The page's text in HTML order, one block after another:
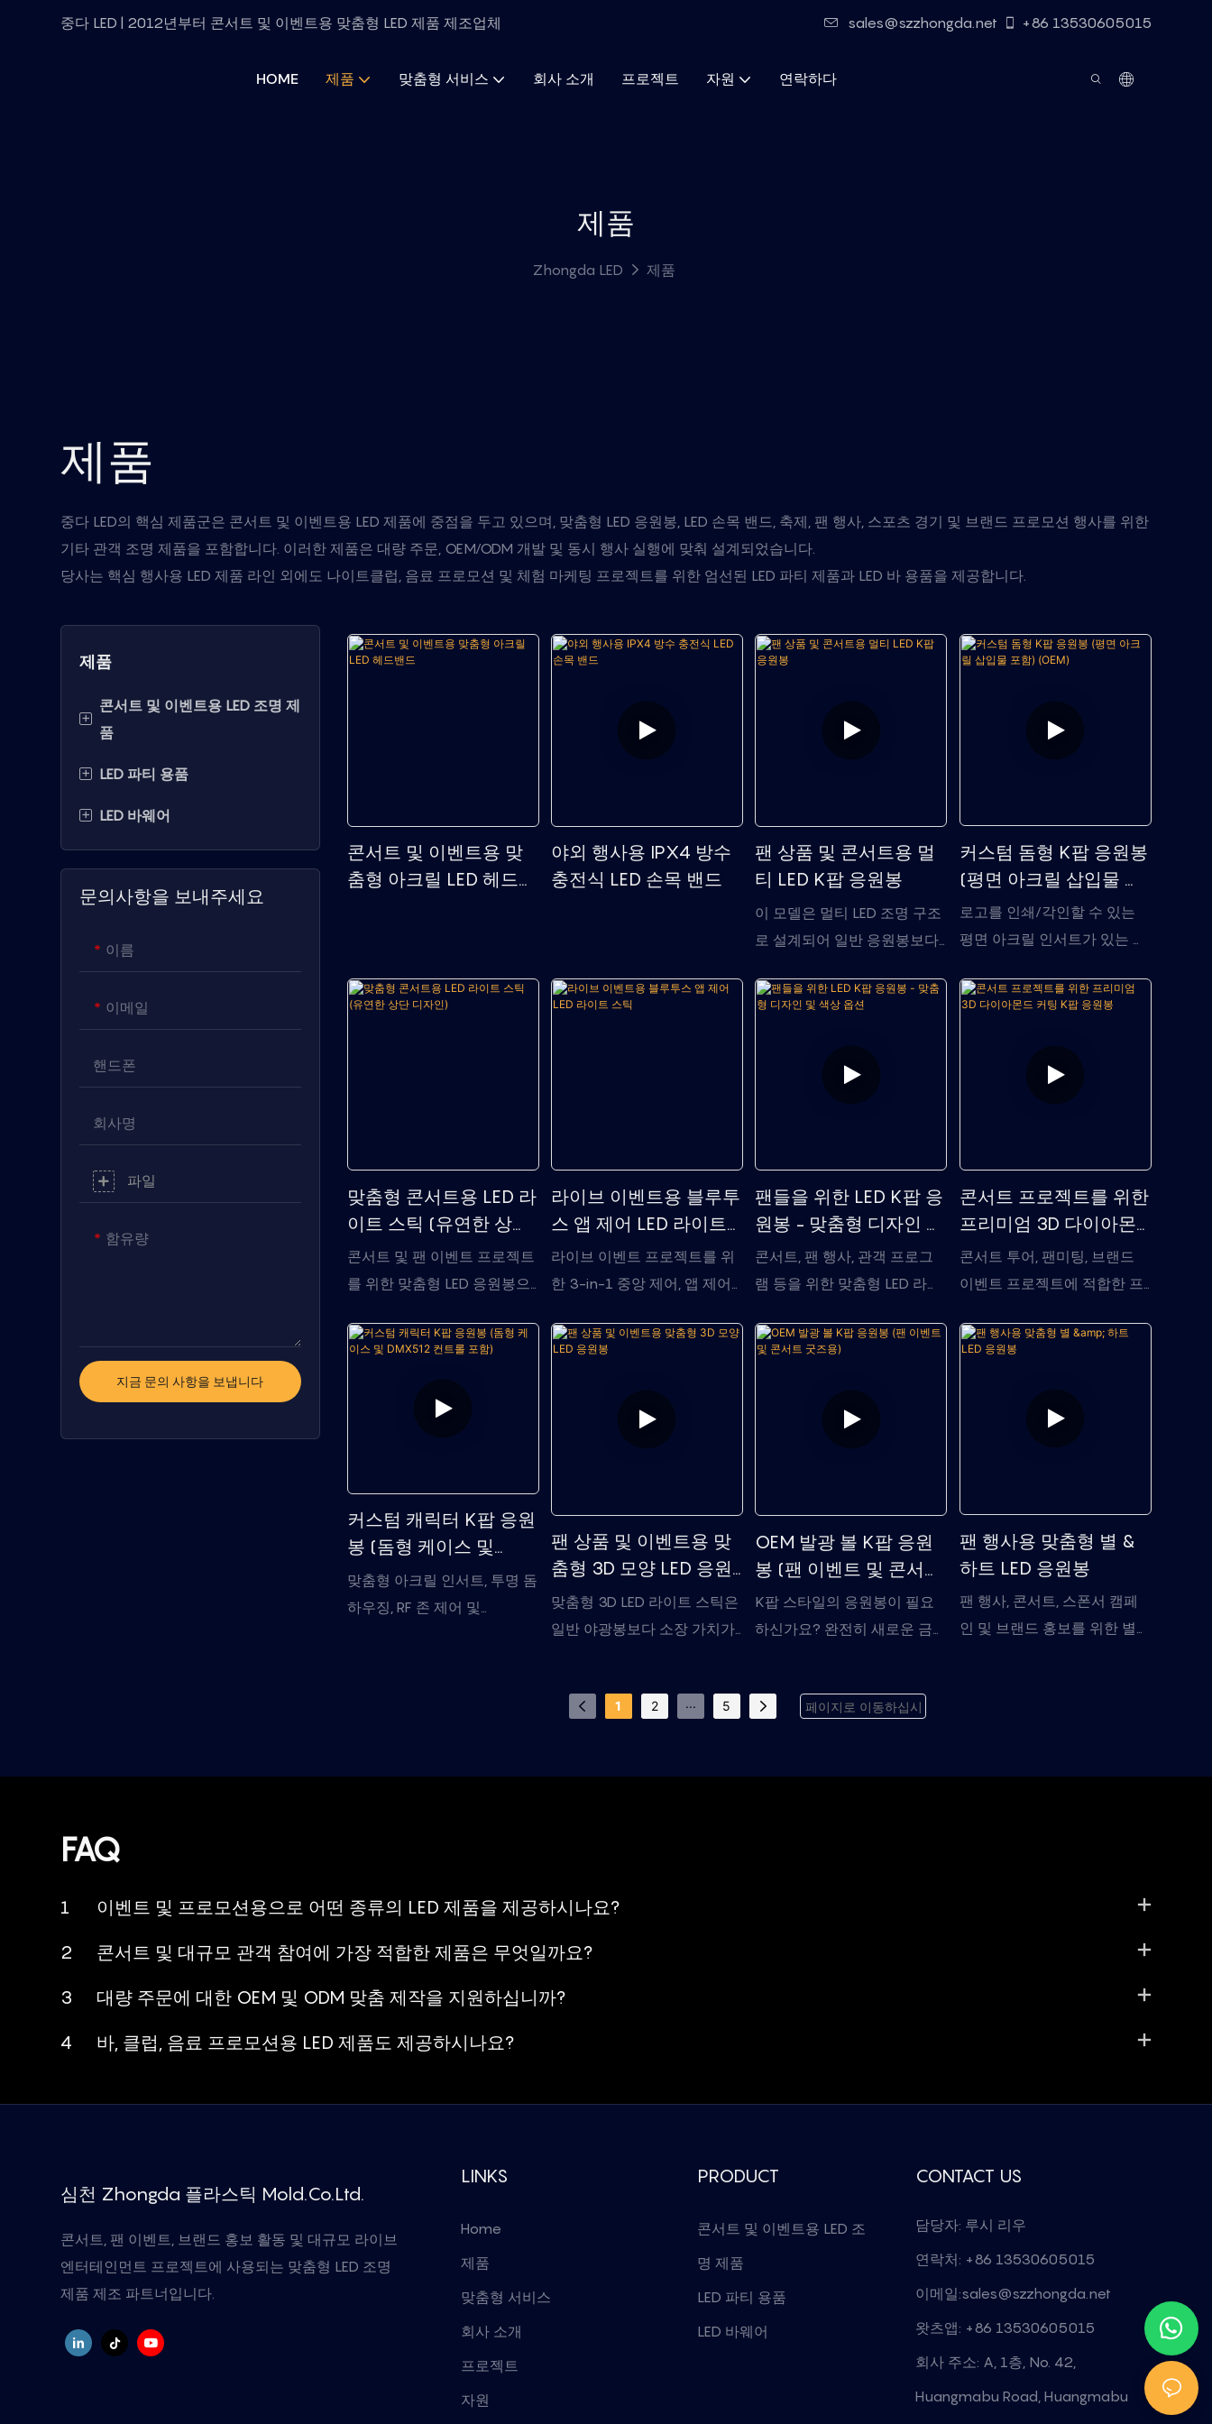
중다 LED | 2012년부터 콘서트 및 이벤트용 맞춤형 LED 제품 제조업체 sales@szzhongda.net +86 13530605015
HOME 제품 맞춤형 서비스 회사 소개 프로젝트 자원 연락하다
제품
Zhongda LED 제품
제품
중다 LED의 핵심 제품군은 콘서트 및 이벤트용 LED 제품에 중점을 두고 있으며, 맞춤형 LED 응원봉, LED 손목 밴드, 축제, 팬 행사, 스포츠 경기 및 브랜드 프로모션 행사를 위한
기타 관객 조명 제품을 포함합니다. 이러한 제품은 대량 주문, OEM/ODM 개발 및 동시 행사 실행에 맞춰 설계되었습니다.
당사는 핵심 행사용 LED 제품 라인 외에도 나이트클럽, 음료 프로모션 및 체험 마케팅 프로젝트를 위한 엄선된 LED 파티 제품과 LED 바 용품을 제공합니다.
제품
+
콘서트 및 이벤트용 LED 조명 제
품
LED 라이트 스틱
K팝 응원봉
LED 손목 밴드
LED 이벤트 액세서리
+ LED 파티 용품
LED 발광 마스크
LED 웨어러블 넥 액세서리
+ LED 바웨어
LED 아이스 버킷
LED 병받침대
EL 병 라벨
문의사항을 보내주세요
이름
이메일
핸드폰
회사명
파일
함유량
지금 문의 사항을 보냅니다
콘서트 및 이벤트용 맞
춤형 아크릴 LED 헤드밴
야외 행사용 IPX4 방수
충전식 LED 손목 밴드
팬 상품 및 콘서트용 멀
티 LED K팝 응원봉
이 모델은 멀티 LED 조명 구조
로 설계되어 일반 응원봉보다
운 시각 효과를 연출합니다. 팬
을 사로잡는 응원봉이 필요한
커스텀 돔형 K팝 응원봉
(평면 아크릴 삽입물 포
함) (OEM)
로고를 인쇄/각인할 수 있는
평면 아크릴 인서트가 있는 맞
금형 제작 비용을 절감하세요.
등 원하는 기술을 선택하세요.
맞춤형 콘서트용 LED 라
이트 스틱 (유연한 상단
디자인)
콘서트 및 팬 이벤트 프로젝트
를 위한 맞춤형 LED 응원봉으
한 모드 제어, 간편한 조립 및
라이브 이벤트용 블루투
스 앱 제어 LED 라이트
스틱
라이브 이벤트 프로젝트를 위
한 3-in-1 중앙 제어, 앱 제어
를 갖춘 맞춤형 LED 라이트 스
팬들을 위한 LED K팝 응
원봉 - 맞춤형 디자인 및
색상 옵션
콘서트, 팬 행사, 관객 프로그
램 등을 위한 맞춤형 LED 라이
션, 로고 커스터마이징, 스위
콘서트 프로젝트를 위한
프리미엄 3D 다이아몬
드 커팅 K팝 응원봉
콘서트 투어, 팬미팅, 브랜드
이벤트 프로젝트에 적합한 프
팝 응원봉입니다. 차별화된 디
작 지원을 원하는 고객에게 적
커스텀 캐릭터 K팝 응원
봉 (돔형 케이스 및
DMX512 컨트롤 포함)
맞춤형 아크릴 인서트, 투명 돔
하우징, RF 존 제어 및
팬 상품 및 이벤트용 맞
춤형 3D 모양 LED 응원
봉
맞춤형 3D LED 라이트 스틱은
일반 야광봉보다 소장 가치가
트 및 브랜드 판촉물에 적합합
OEM 발광 볼 K팝 응원
봉 (팬 이벤트 및 콘서트
굿즈용)
K팝 스타일의 응원봉이 필요
하신가요? 완전히 새로운 금
트 및 콘서트 굿즈 제작에 필요
팬 행사용 맞춤형 별 &
하트 LED 응원봉
팬 행사, 콘서트, 스폰서 캠페
인 및 브랜드 홍보를 위한 별
1 2 ... 5
FAQ
1 이벤트 및 프로모션용으로 어떤 종류의 LED 제품을 제공하시나요?
2 콘서트 및 대규모 관객 참여에 가장 적합한 제품은 무엇일까요?
3 대량 주문에 대한 OEM 및 ODM 맞춤 제작을 지원하십니까?
4 바, 클럽, 음료 프로모션용 LED 제품도 제공하시나요?
심천 Zhongda 플라스틱 Mold.Co.Ltd.
콘서트, 팬 이벤트, 브랜드 홍보 활동 및 대규모 라이브
엔터테인먼트 프로젝트에 사용되는 맞춤형 LED 조명
제품 제조 파트너입니다.
LINKS
Home
제품
맞춤형 서비스
회사 소개
프로젝트
자원
PRODUCT
콘서트 및 이벤트용 LED 조
명 제품
LED 파티 용품
LED 바웨어
CONTACT US
담당자: 루시 리우
연락처: +86 13530605015
이메일:sales@szzhongda.net
왓츠앱: +86 13530605015
회사 주소: A, 1층, No. 42,
Huangmabu Road, Huangmabu